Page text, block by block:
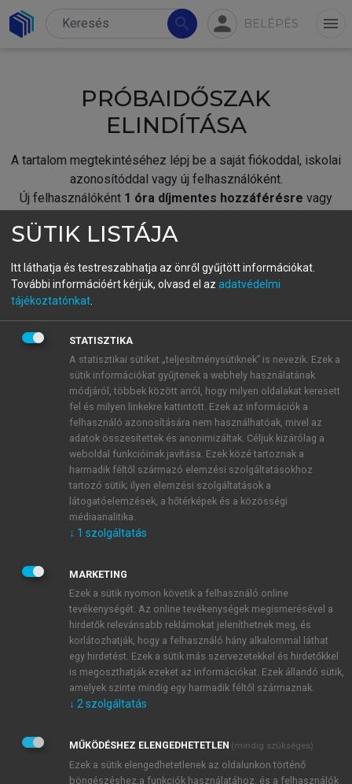
search person BELÉPÉS menu
PRÓBAIDŐSZAK
ELINDÍTÁSA
A tartalom megtekintéséhez lépj be a saját fiókoddal, iskolai
azonosítóddal vagy új felhasználóként.
Új felhasználóként 1 óra díjmentes hozzáférésre vagy
fiókoddal,vagy hozz létre új fiókot.
A regisztráció után apróbaidőszakautomatikusan
BELÉPÉS SAJÁT FIÓKKAL
ÚJ FIÓK LÉTREHOZÁSA
1 óra díjmentes hozzáférés
E-MAIL-CÍM
JELSZÓ
JELSZÓ ÚJRA
Kérek értesítést a MeRSZ újdonságairól, akcióiról.
Kérek értesítést az Akadémiai Kiadó Zrt. újdonságairól,
Adatkezelési tájékoztatóbanfoglaltakat tudomásul
veszem és elfogadom.
Általános vásárlási feltételeket, valamint a szotar.netés a
SÜTIK LISTÁJA
Itt láthatja és testreszabhatja az önről gyűjtött információkat.
További információért kérjük, olvasd el az adatvédelmi
tájékoztatónkat
STATISZTIKA
A statisztikai sütiket „teljesítménysütiknek” is nevezik. Ezek a
sütik információkat gyűjtenek a webhely használatának
módjáról, többek között arról, hogy milyen oldalakat keresett
fel és milyen linkekre kattintott. Ezek az információk a
felhasználó azonosítására nem használhatóak, mivel az
adatok összesítettek és anonimizáltak. Céljuk kizárólag a
weboldal funkcióinak javítása. Ezek közé tartoznak a
harmadik féltől származó elemzési szolgáltatásokhoz
tartozó sütik; ilyen elemzési szolgáltatások a
látogatóelemzések, a hőtérképek és a közösségi
médiaanalitika.
↓ 1 szolgáltatás
MARKETING
Ezek a sütik nyomon követik a felhasználó online
tevékenységét. Az online tevékenységek megismerésével a
hirdetők relevánsabb reklámokat jeleníthetnek meg, és
korlátozhatják, hogy a felhasználó hány alkalommal láthat
egy hirdetést. Ezek a sütik más szervezetekkel és hirdetőkkel
is megoszthatják ezeket az információkat. Ezek állandó sütik,
amelyek szinte mindig egy harmadik féltől származnak.
↓ 2 szolgáltatás
MŰKÖDÉSHEZ ELENGEDHETETLEN (mindig szükséges)
Ezek a sütik elengedhetetlenek az oldalunkon történő
böngészéshez,a funkciók használatához, és a felhasználók